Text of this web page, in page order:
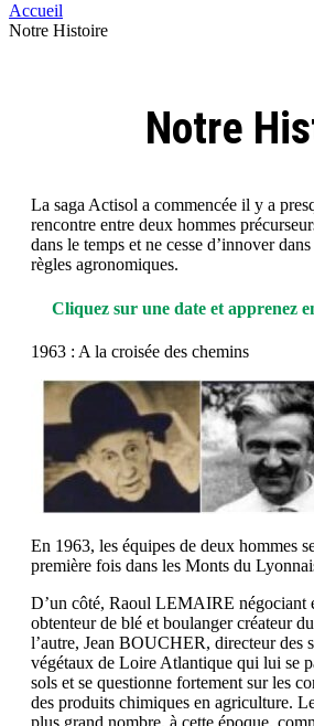
Accueil
Notre Histoire
Notre
La saga Actisol a commencée il y a
rencontre entre deux hommes
dans le temps et ne cesse d’innover
règles agronomiques.
Cliquez sur une date et apprenez
1963 : A la croisée des chemins
En 1963, les équipes de deux hommes
première fois dans les Monts du
D’un côté, Raoul LEMAIRE négociant
obtenteur de blé et boulanger créateur
l’autre, Jean BOUCHER, directeur des
végétaux de Loire Atlantique qui lui se
sols et se questionne fortement sur les
des produits chimiques en agriculture.
plus grand nombre, à cette époque,